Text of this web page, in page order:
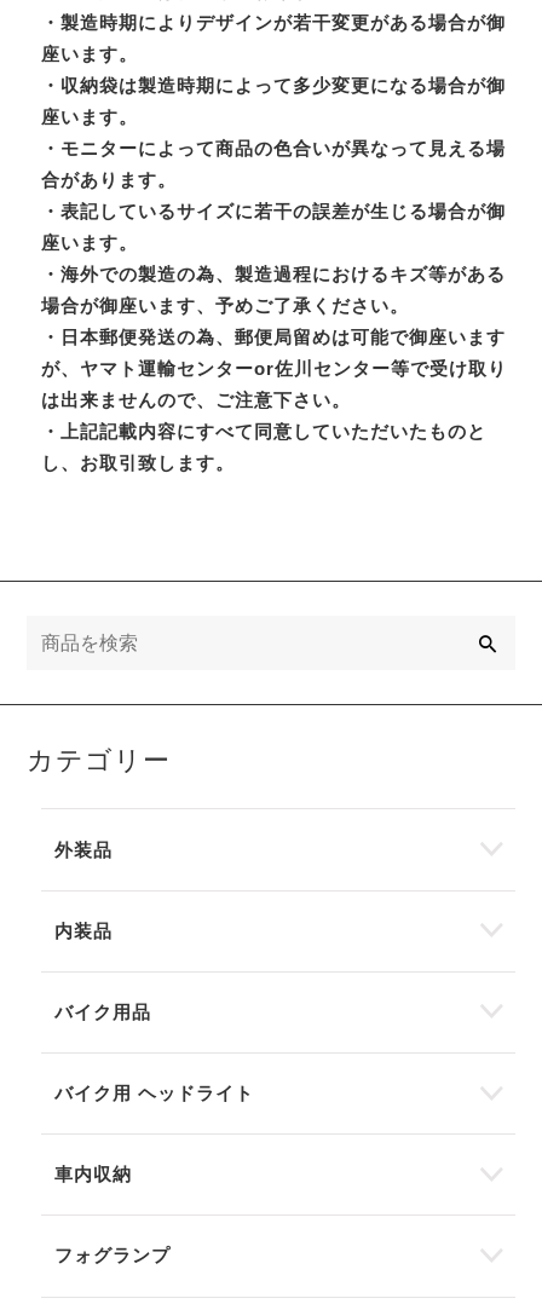
・製造時期によりデザインが若干変更がある場合が御
座います。
・収納袋は製造時期によって多少変更になる場合が御
座います。
・モニターによって商品の色合いが異なって見える場
合があります。
・表記しているサイズに若干の誤差が生じる場合が御
座います。
・海外での製造の為、製造過程におけるキズ等がある
場合が御座います、予めご了承ください。
・日本郵便発送の為、郵便局留めは可能で御座います
が、ヤマト運輸センターor佐川センター等で受け取り
は出来ませんので、ご注意下さい。
・上記記載内容にすべて同意していただいたものと
し、お取引致します。
カテゴリー
外装品
内装品
バイク用品
バイク用 ヘッドライト
車内収納
フォグランプ